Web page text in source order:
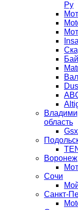
Ру
область
Воронеж
Сочи
Санкт-